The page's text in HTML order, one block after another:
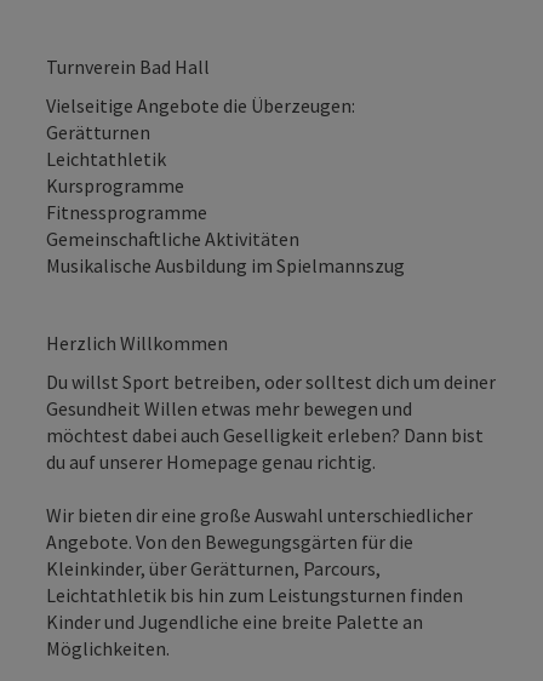
Turnverein Bad Hall
Vielseitige Angebote die Überzeugen:
Gerätturnen
Leichtathletik
Kursprogramme
Fitnessprogramme
Gemeinschaftliche Aktivitäten
Musikalische Ausbildung im Spielmannszug
Herzlich Willkommen
Du willst Sport betreiben, oder solltest dich um deiner
Gesundheit Willen etwas mehr bewegen und
möchtest dabei auch Geselligkeit erleben? Dann bist
du auf unserer Homepage genau richtig.
Wir bieten dir eine große Auswahl unterschiedlicher
Angebote. Von den Bewegungsgärten für die
Kleinkinder, über Gerätturnen, Parcours,
Leichtathletik bis hin zum Leistungsturnen finden
Kinder und Jugendliche eine breite Palette an
Möglichkeiten.